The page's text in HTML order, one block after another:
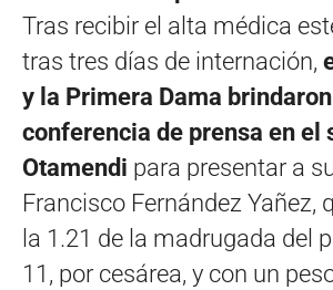
Tras recibir el alta médica
tras tres días de internación,
y la Primera Dama
conferencia de prensa en el
Otamendi para presentar a
Francisco Fernández Yañez,
la 1.21 de la madrugada del
11, por cesárea, y con un